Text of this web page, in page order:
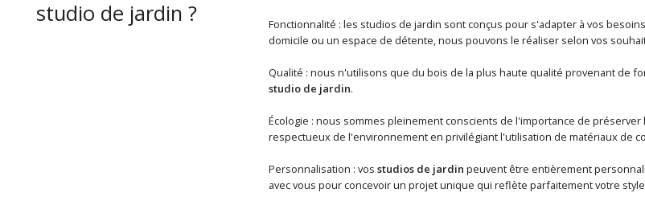
studio de jardin ?
Fonctionnalité : les studios de jardin sont conçus pour s'adapter à vos
domicile ou un espace de détente, nous pouvons le réaliser selon vos
Qualité : nous n'utilisons que du bois de la plus haute qualité provenant de
studio de jardin.
Écologie : nous sommes pleinement conscients de l'importance de
respectueux de l'environnement en privilégiant l'utilisation de matériaux de
Personnalisation : vos studios de jardin peuvent être entièrement
avec vous pour concevoir un projet unique qui reflète parfaitement votre